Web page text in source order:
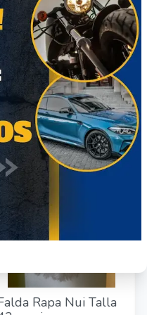
Traje Zona Norte
42 semi-nuevo
Región Metropolitana
Producto Usado
67
Rapa Nui Talla